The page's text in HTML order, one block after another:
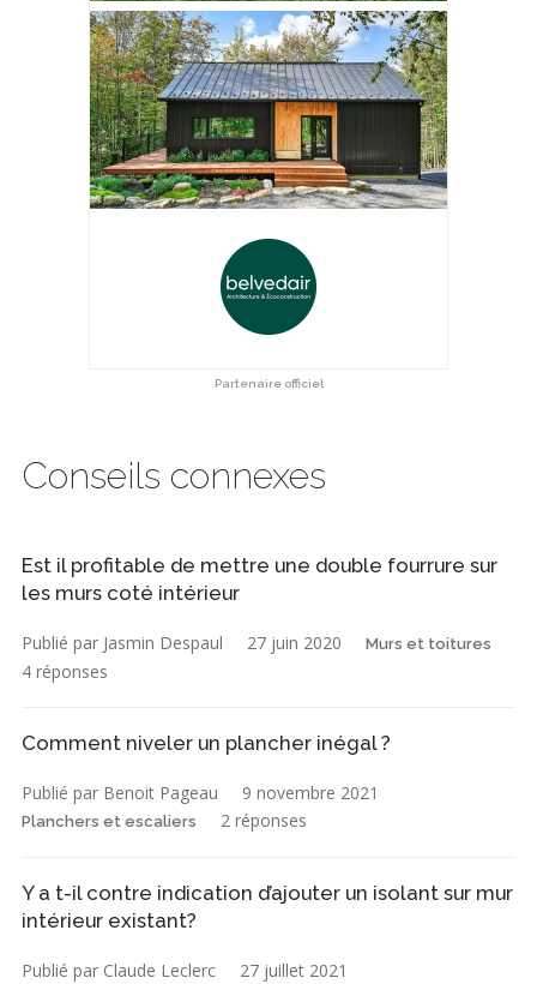
Partenaire officiel
Conseils connexes
Est il profitable de mettre une double fourrure sur
les murs coté intérieur
Publié par Jasmin Despaul 27 juin 2020 Murs et toitures
4 réponses
Comment niveler un plancher inégal ?
Publié par Benoit Pageau 9 novembre 2021
Planchers et escaliers 2 réponses
Y a t-il contre indication d’ajouter un isolant sur mur
intérieur existant?
Publié par Claude Leclerc 27 juillet 2021